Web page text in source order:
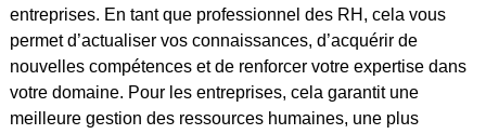
entreprises. En tant que professionnel des RH, cela vous
permet d’actualiser vos connaissances, d’acquérir de
nouvelles compétences et de renforcer votre expertise dans
votre domaine. Pour les entreprises, cela garantit une
meilleure gestion des ressources humaines, une plus